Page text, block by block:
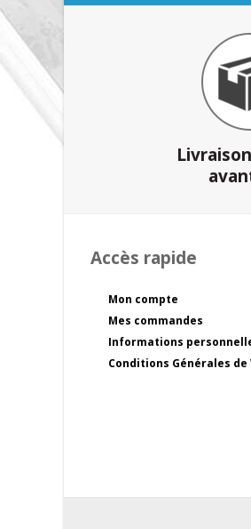
Accès rapide
Mon compte
Mes commandes
Informations
Conditions Générales de